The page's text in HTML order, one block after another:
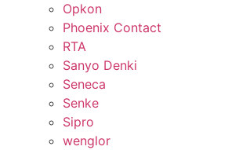
Opkon
Phoenix Contact
RTA
Sanyo Denki
Seneca
Senke
Sipro
wenglor